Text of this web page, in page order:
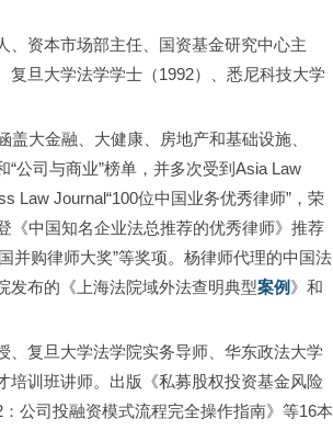
、资本市场部主任、国资基金研究中心主
旦大学法学学士（1992）、悉尼科技大学
盖大金融、大健康、房地产和基础设施、
“公司与商业”榜单，并多次受到Asia Law
Law Journal“100位中国业务优秀律师”，荣
《中国知名企业法总推荐的优秀律师》推荐
并购律师大奖”等奖项。杨律师代理的中国法
发布的《上海法院域外法查明典型案例》和
复旦大学法学院实务导师、华东政法大学
训班讲师。出版《私募股权投资基金风险
公司投融资模式流程完全操作指南》等16本